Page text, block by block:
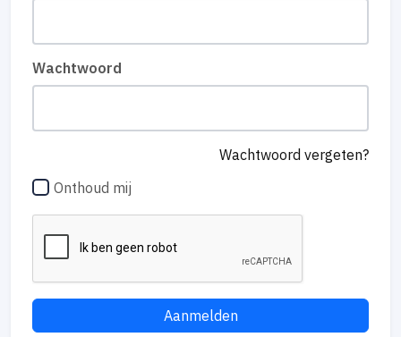
Wachtwoord
Wachtwoord vergeten?
Onthoud mij
Aanmelden